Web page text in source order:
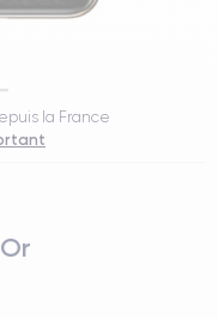
la France